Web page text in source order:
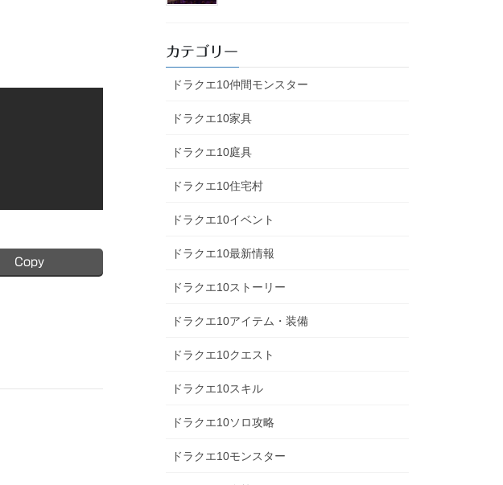
Copy
カテゴリー
ドラクエ10仲間モンスター
ドラクエ10家具
ドラクエ10庭具
ドラクエ10住宅村
ドラクエ10イベント
ドラクエ10最新情報
ドラクエ10ストーリー
ドラクエ10アイテム・装備
ドラクエ10クエスト
ドラクエ10スキル
ドラクエ10ソロ攻略
ドラクエ10モンスター